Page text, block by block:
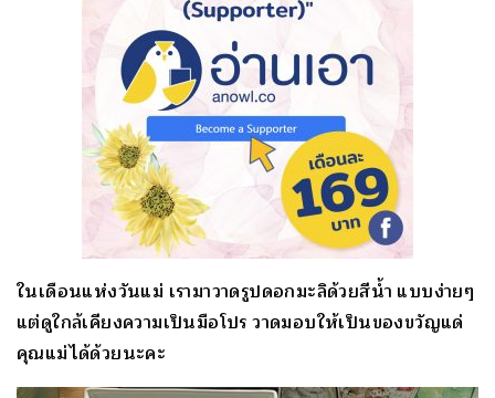
ในเดือนแห่งวันแม่ เรามาวาดรูปดอกมะลิด้วยสีน้ำ แบบง่ายๆ
แต่ดูใกล้เคียงความเป็นมือโปร วาดมอบให้เป็นของขวัญแด่
คุณแม่ได้ด้วยนะคะ